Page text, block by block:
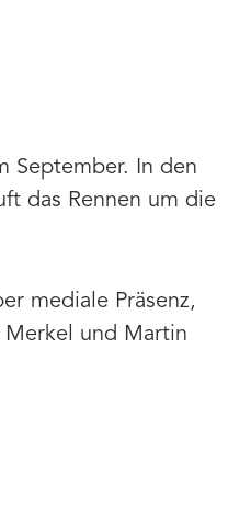
September. In den
das Rennen um die
mediale Präsenz,
Merkel und Martin